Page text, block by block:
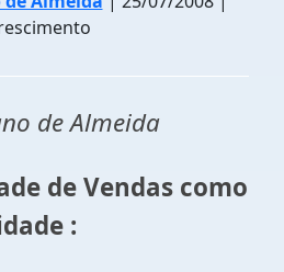
de Almeida
de Vendas como
: